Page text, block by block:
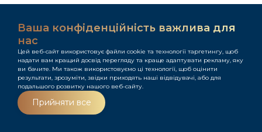
Ваша конфіденційність важлива для
нас
Цей веб-сайт використовує файли cookie та технології таргетингу, щоб
надати вам кращий досвід перегляду та краще адаптувати рекламу, яку
ви бачите. Ми також використовуємо ці технології, щоб оцінити
результати, зрозуміти, звідки приходять наші відвідувачі, або для
подальшого розвитку нашого веб-сайту.
Прийняти все